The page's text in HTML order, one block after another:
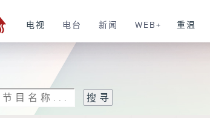
电视 电台 新闻 WEB+ 重温